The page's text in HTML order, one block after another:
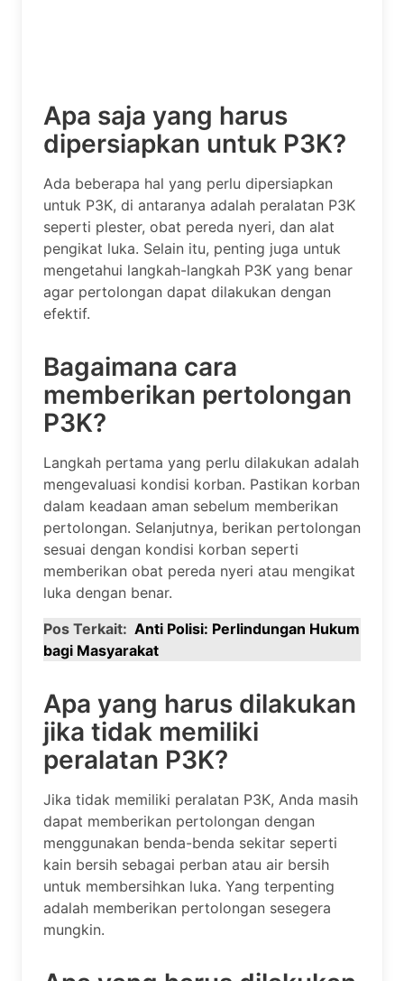
Apa saja yang harus
dipersiapkan untuk P3K?
Ada beberapa hal yang perlu dipersiapkan
untuk P3K, di antaranya adalah peralatan P3K
seperti plester, obat pereda nyeri, dan alat
pengikat luka. Selain itu, penting juga untuk
mengetahui langkah-langkah P3K yang benar
agar pertolongan dapat dilakukan dengan
efektif.
Bagaimana cara
memberikan pertolongan
P3K?
Langkah pertama yang perlu dilakukan adalah
mengevaluasi kondisi korban. Pastikan korban
dalam keadaan aman sebelum memberikan
pertolongan. Selanjutnya, berikan pertolongan
sesuai dengan kondisi korban seperti
memberikan obat pereda nyeri atau mengikat
luka dengan benar.
Pos Terkait: Anti Polisi: Perlindungan Hukum
bagi Masyarakat
Apa yang harus dilakukan
jika tidak memiliki
peralatan P3K?
Jika tidak memiliki peralatan P3K, Anda masih
dapat memberikan pertolongan dengan
menggunakan benda-benda sekitar seperti
kain bersih sebagai perban atau air bersih
untuk membersihkan luka. Yang terpenting
adalah memberikan pertolongan sesegera
mungkin.